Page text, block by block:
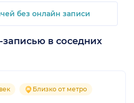
без онлайн записи
в соседних
Близко от метро